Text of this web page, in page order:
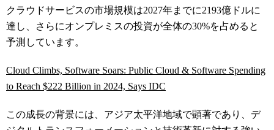
クラウドサービスの市場規模は2027年までに2193億ドルに
達し、さらにオンプレミスの投資が全体の30%を占めると
予測しています。
Cloud Climbs, Software Soars: Public Cloud & Software Spending
to Reach $222 Billion in 2024, Says IDC
この成長の背景には、アジア太平洋地域で顕著であり、デ